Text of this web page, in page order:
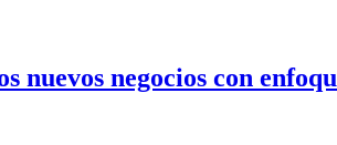
nuevos negocios con